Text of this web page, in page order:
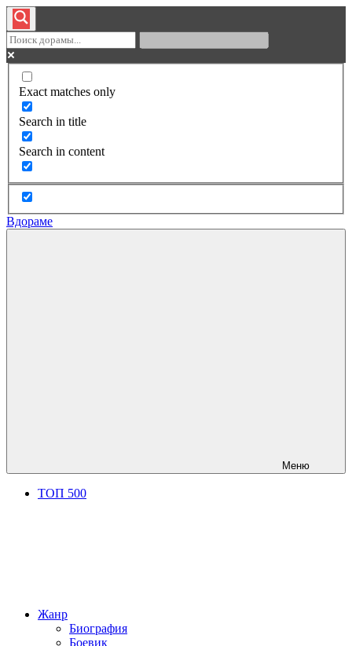
Exact matches only
Search in title
Search in content
Вдораме
Меню
ТОП 500
Жанр
Биография
Боевик